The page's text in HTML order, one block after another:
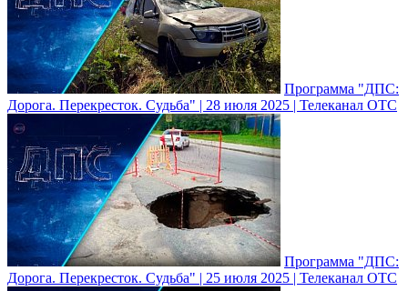
Программа "ДПС:
Дорога. Перекресток. Судьба" | 28 июля 2025 | Телеканал ОТС
Программа "ДПС:
Дорога. Перекресток. Судьба" | 25 июля 2025 | Телеканал ОТС